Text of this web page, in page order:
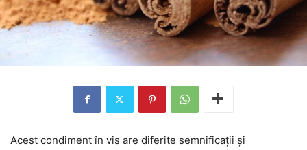
Acest condiment în vis are diferite semnificații și